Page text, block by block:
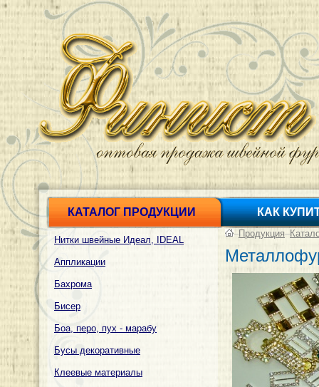
КАТАЛОГ ПРОДУКЦИИ КАК
Нитки швейные Идеал, IDEAL
Аппликации
Бахрома
Бисер
Боа, перо, пух - марабу
Бусы декоративные
Клеевые материалы
–Продукция–